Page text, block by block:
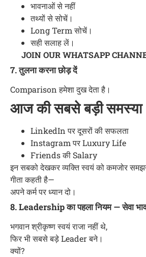
भावनाओं से नहीं
तथ्यों से सोचें।
Long Term सोचें।
सही सलाह लें।
JOIN OUR WHATSAPP
7. तुलना करना छोड़ दें
Comparison हमेशा दुख देता है।
आज की सबसे बड़ी समस्या
LinkedIn पर दूसरों की सफलता
Instagram पर Luxury Life
Friends की Salary
इन सबको देखकर व्यक्ति स्वयं को कमजोर
गीता कहती है—
अपने कर्म पर ध्यान दो।
8. Leadership का पहला नियम — सेवा
भगवान श्रीकृष्ण स्वयं राजा नहीं थे,
फिर भी सबसे बड़े Leader बने।
क्यों?